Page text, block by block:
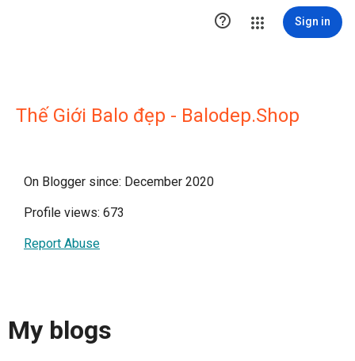
 Sign in
Thế Giới Balo đẹp - Balodep.Shop
On Blogger since: December 2020
Profile views: 673
Report Abuse
My blogs